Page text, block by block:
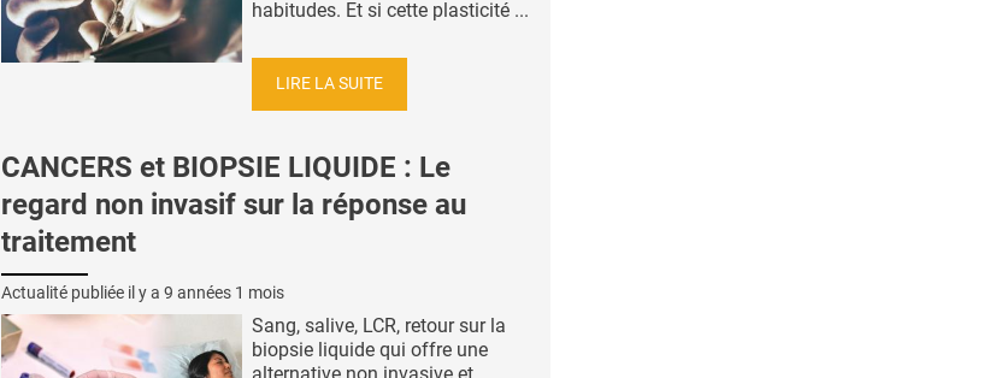
habitudes. Et si cette plasticité ...
LIRE LA SUITE
CANCERS et BIOPSIE LIQUIDE : Le
regard non invasif sur la réponse au
traitement
Actualité publiée il y a 9 années 1 mois
Sang, salive, LCR, retour sur la
biopsie liquide qui offre une